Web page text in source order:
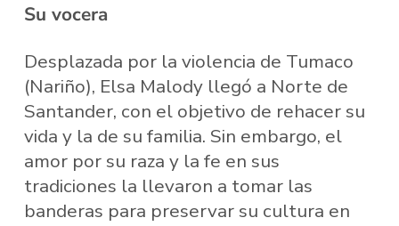
Su vocera
Desplazada por la violencia de Tumaco
(Nariño), Elsa Malody llegó a Norte de
Santander, con el objetivo de rehacer su
vida y la de su familia. Sin embargo, el
amor por su raza y la fe en sus
tradiciones la llevaron a tomar las
banderas para preservar su cultura en